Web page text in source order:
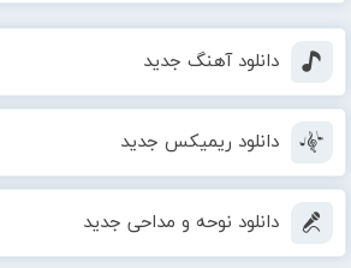
دانلود آهنگ جدید
دانلود ریمیکس جدید
دانلود نوحه و مداحی جدید